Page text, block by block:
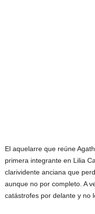
El aquelarre que reúne
primera integrante en Lilia
clarividente anciana que
aunque no por completo. A
catástrofes por delante y no